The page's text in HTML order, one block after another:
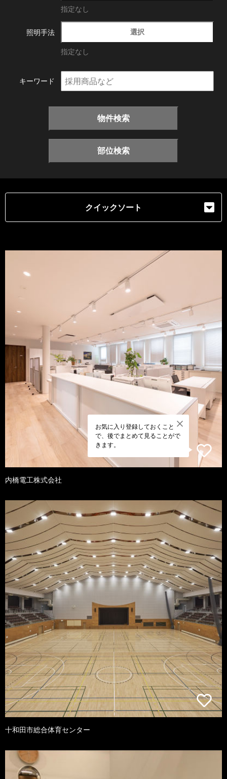
指定なし
照明手法 選択
指定なし
キーワード
物件検索
部位検索
クイックソート
お気に入り登録しておくこと
で、後でまとめて見ることがで
きます。
内橋電工株式会社
十和田市総合体育センター